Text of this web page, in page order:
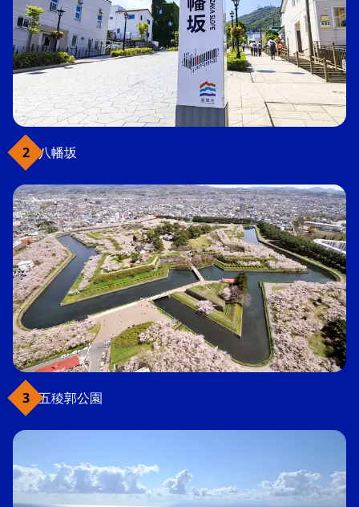
八幡坂
五稜郭公園